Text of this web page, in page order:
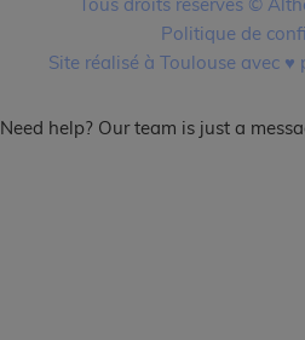
Politique de
Site réalisé à Toulouse avec
Need help? Our team is just a